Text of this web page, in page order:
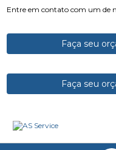
Entre em contato com um de
Faça seu
Faça seu